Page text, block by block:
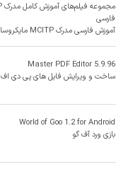
فارسی
آموزش فارسی مدرک MCITP مایکروسافت
Master PDF Editor 5.9.96
ساخت و ویرایش فایل های پی دی اف
World of Goo 1.2 for Android
بازی ورد آف گو